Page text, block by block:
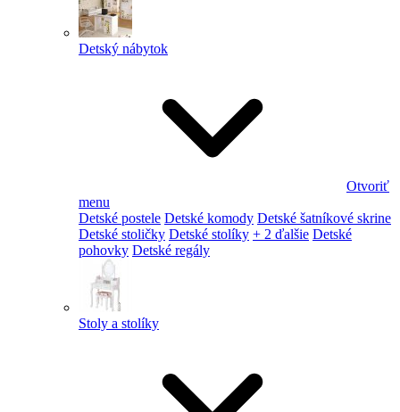
Detský nábytok
Otvoriť
menu
Detské postele Detské komody Detské šatníkové skrine
Detské stoličky Detské stolíky + 2 ďalšie Detské
pohovky Detské regály
Stoly a stolíky